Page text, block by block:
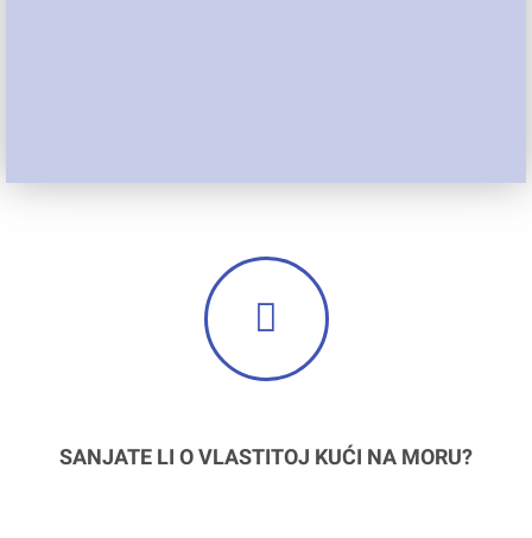
SANJATE LI O VLASTITOJ KUĆI NA MORU?